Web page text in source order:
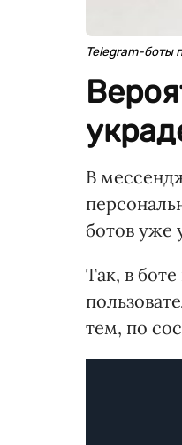
Telegram-боты
В
ботов уже
Так, в
тем, по